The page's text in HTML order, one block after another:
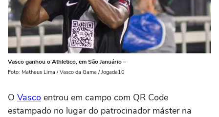
Vasco ganhou o Athletico, em São Januário –
Foto: Matheus Lima / Vasco da Gama / Jogada10
O Vasco entrou em campo com QR Code
estampado no lugar do patrocinador máster na